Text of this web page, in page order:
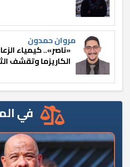
مروان حمدون
«ناصر».. كيمياء
الكاريزما وتقشف
في